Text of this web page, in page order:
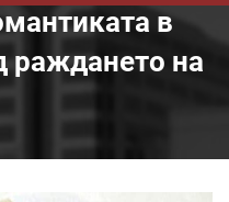
в
раждането на